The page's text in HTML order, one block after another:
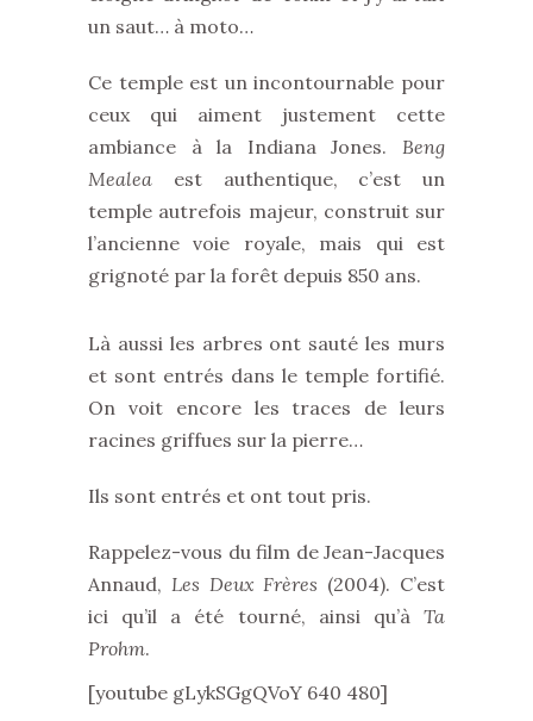
un saut… à moto…
Ce temple est un incontournable pour
ceux qui aiment justement cette
ambiance à la Indiana Jones. Beng
Mealea est authentique, c’est un
temple autrefois majeur, construit sur
l’ancienne voie royale, mais qui est
grignoté par la forêt depuis 850 ans.
Là aussi les arbres ont sauté les murs
et sont entrés dans le temple fortifié.
On voit encore les traces de leurs
racines griffues sur la pierre…
Ils sont entrés et ont tout pris.
Rappelez-vous du film de Jean-Jacques
Annaud, Les Deux Frères (2004). C’est
ici qu’il a été tourné, ainsi qu’à Ta
Prohm.
[youtube gLykSGgQVoY 640 480]